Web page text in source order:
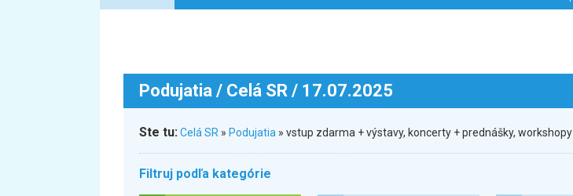
Podujatia / Celá SR / 17.07.2025
Ste tu:Celá SR » Podujatia » vstup zdarma + výstavy, koncerty + prednášky, workshopy
Filtruj podľa kategórie